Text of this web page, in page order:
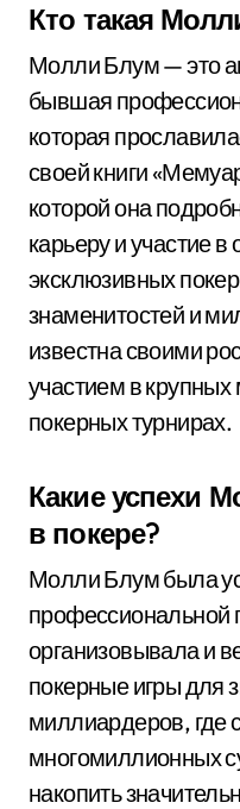
Кто такая
Молли Блум — это
бывшая
которая
своей книги
которой она
карьеру и участие в
эксклюзивных
знаменитостей и
известна своими
участием в
покерных турнирах.
Какие успехи
в покере?
Молли Блум была
профессиональной
организовывала и
покерные игры для
миллиардеров, где
многомиллионных
накопить